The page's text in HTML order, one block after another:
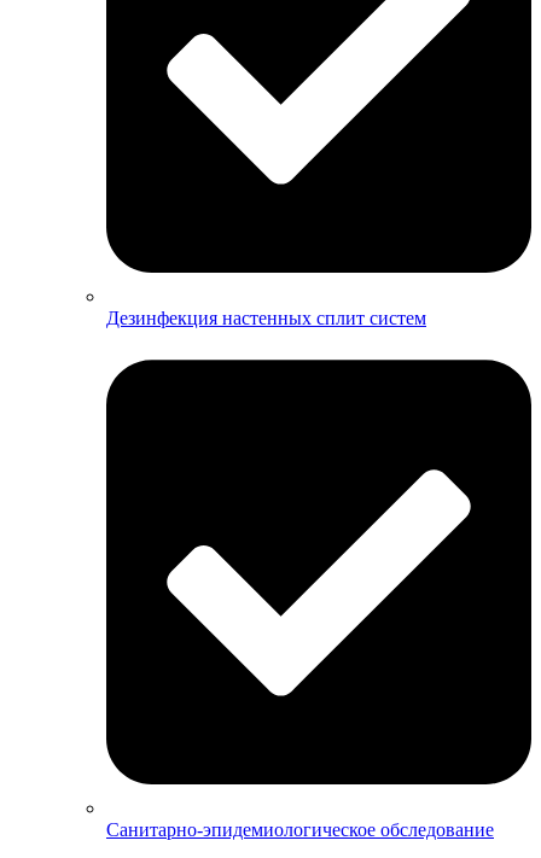
Дезинфекция настенных сплит систем
Санитарно-эпидемиологическое обследование